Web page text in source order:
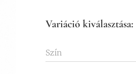
Variáció kiválasztása:
Szín